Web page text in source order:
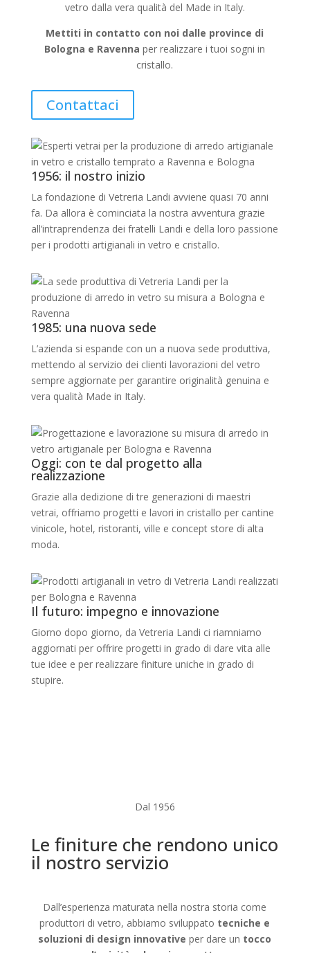
vetro dalla vera qualità del Made in Italy.
Mettiti in contatto con noi dalle province di
Bologna e Ravenna per realizzare i tuoi sogni in
cristallo.
Contattaci
1956: il nostro inizio
La fondazione di Vetreria Landi avviene quasi 70 anni
fa. Da allora è cominciata la nostra avventura grazie
all’intraprendenza dei fratelli Landi e della loro passione
per i prodotti artigianali in vetro e cristallo.
1985: una nuova sede
L’azienda si espande con un a nuova sede produttiva,
mettendo al servizio dei clienti lavorazioni del vetro
sempre aggiornate per garantire originalità genuina e
vera qualità Made in Italy.
Oggi: con te dal progetto alla
realizzazione
Grazie alla dedizione di tre generazioni di maestri
vetrai, offriamo progetti e lavori in cristallo per cantine
vinicole, hotel, ristoranti, ville e concept store di alta
moda.
Il futuro: impegno e innovazione
Giorno dopo giorno, da Vetreria Landi ci riamniamo
aggiornati per offrire progetti in grado di dare vita alle
tue idee e per realizzare finiture uniche in grado di
stupire.
Dal 1956
Le finiture che rendono unico
il nostro servizio
Dall’esperienza maturata nella nostra storia come
produttori di vetro, abbiamo sviluppato tecniche e
soluzioni di design innovative per dare un tocco